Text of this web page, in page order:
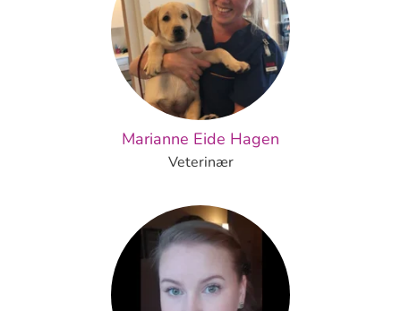
Marianne Eide Hagen
Veterinær